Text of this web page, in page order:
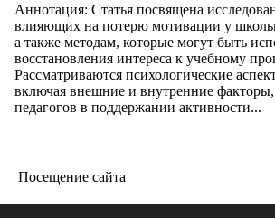
Аннотация: Статья посвящена
влияющих на потерю мотивации у
а также методам, которые могут быть
восстановления интереса к учебному
Рассматриваются психологические
включая внешние и внутренние факторы,
педагогов в поддержании активности...
Посещение сайта